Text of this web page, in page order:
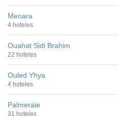
Menara
4 hoteles
Ouahat Sidi Brahim
22 hoteles
Ouled Yhya
4 hoteles
Palmeraie
31 hoteles